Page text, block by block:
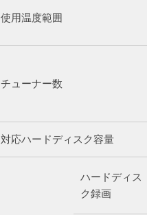
使用温度範囲
チューナー数
対応ハードディスク容量
ハードディス
ク録画